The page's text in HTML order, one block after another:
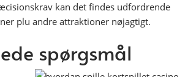
kan det findes udfordrende
plu andre attraktioner nøjagtigt.
spørgsmål